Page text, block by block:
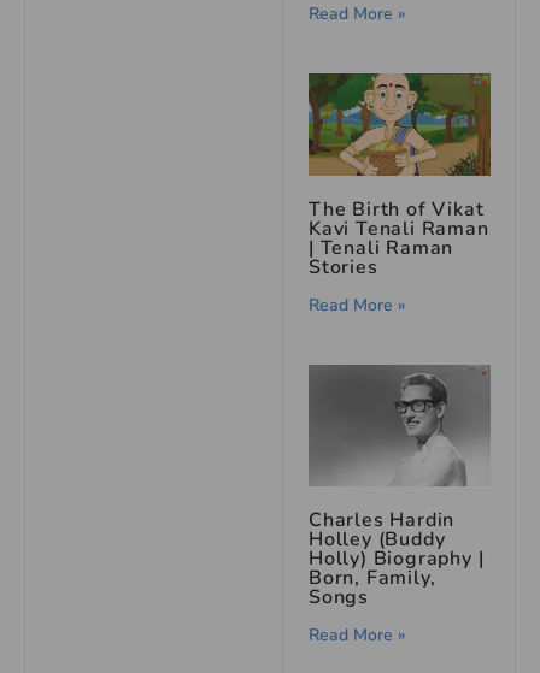
Read More »
The Birth of Vikat
Kavi Tenali Raman
| Tenali Raman
Stories
Read More »
Charles Hardin
Holley (Buddy
Holly) Biography |
Born, Family,
Songs
Read More »